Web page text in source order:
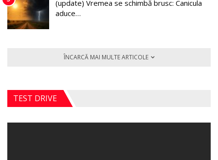
(update) Vremea se schimbă brusc: Canicula
aduce…
ÎNCARCĂ MAI MULTE ARTICOLE
TEST DRIVE